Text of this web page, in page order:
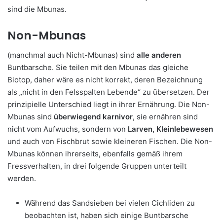
sind die Mbunas.
Non-Mbunas
(manchmal auch Nicht-Mbunas) sind alle anderen
Buntbarsche. Sie teilen mit den Mbunas das gleiche
Biotop, daher wäre es nicht korrekt, deren Bezeichnung
als „nicht in den Felsspalten Lebende“ zu übersetzen. Der
prinzipielle Unterschied liegt in ihrer Ernährung. Die Non-
Mbunas sind überwiegend karnivor, sie ernähren sind
nicht vom Aufwuchs, sondern von Larven, Kleinlebewesen
und auch von Fischbrut sowie kleineren Fischen. Die Non-
Mbunas können ihrerseits, ebenfalls gemäß ihrem
Fressverhalten, in drei folgende Gruppen unterteilt
werden.
Während das Sandsieben bei vielen Cichliden zu
beobachten ist, haben sich einige Buntbarsche